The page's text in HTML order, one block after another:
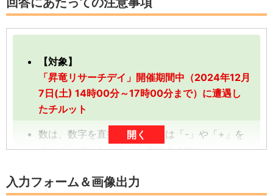
【対象】
「昇竜リサーチデイ」開催期間中（2024年12月
7日(土) 14時00分～17時00分まで）に遭遇し
たチルット
数は、数字を直接入力、または「-」や「+」を
タップしていただくと入力できます。
数字は、前回の入力内容に追加分を加算する形
（累計数）で入力をお願いします。
開く
入力フォーム＆画像出力